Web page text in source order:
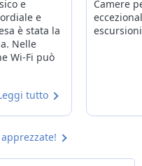
da sci alpino, "easy ski
dal noleggio
e
e
è stata la
Nelle
Wi-Fi può
tutto
Camere